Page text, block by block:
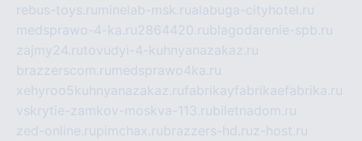
rebus-toys.ru minelab-msk.rualabuga-cityhotel.ru
medsprawo-4-ka.ru2864420.rublagodarenie-spb.ru
zajmy24.rutovudyi-4-kuhnyanazakaz.ru
brazzerscom.ru medsprawo4ka.ru
xehyroo5kuhnyanazakaz.rufabrikayfabrikaefabrika.ru
vskrytie-zamkov-moskva-113.rubiletnadom.ru
zed-online.rupimchax.rubrazzers-hd.ruz-host.ru